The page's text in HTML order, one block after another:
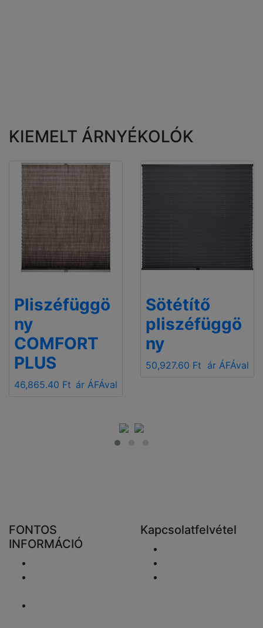
KIEMELT ÁRNYÉKOLÓK
Pliszéfüggö
ny
COMFORT
PLUS
46,865.40 Ft ár ÁFÁval
Sötétítő
pliszéfüggö
ny
50,927.60 Ft ár ÁFÁval
FONTOS
INFORMÁCIÓ
Kapcsolatfelvétel